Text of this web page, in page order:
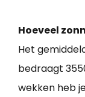
Hoeveel
Het
bedraagt
wekken heb